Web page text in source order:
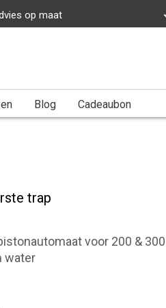
op maat
Blog Cadeaubon
trap
voor 200 &
water